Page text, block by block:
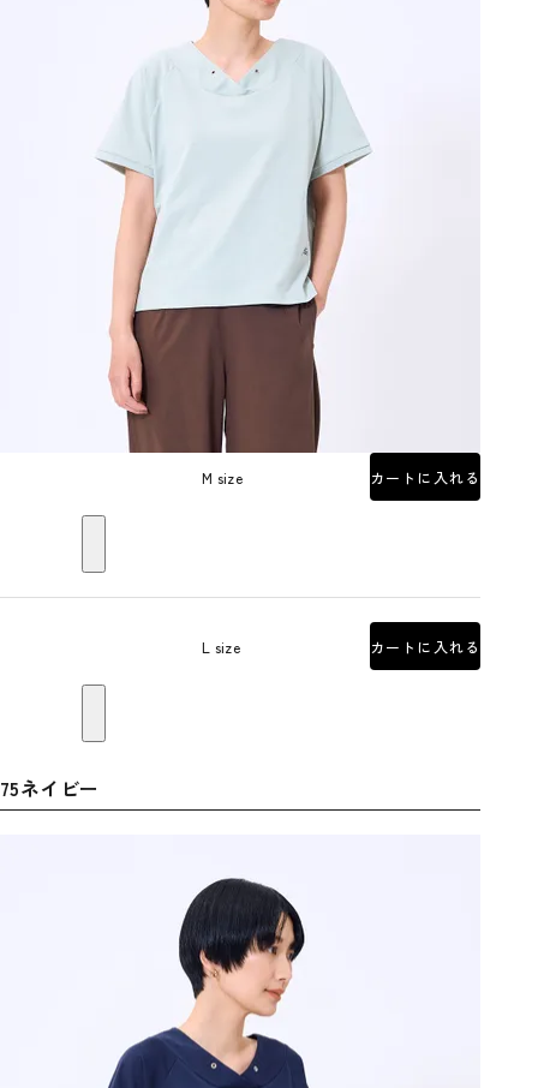
M size カートに入れる
L size カートに入れる
75ネイビー